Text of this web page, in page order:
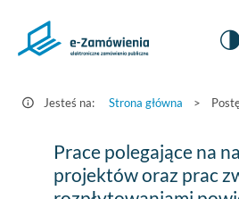
Postępowania
Zamówienia.gov.pl
Jesteś na: Strona główna >
Prace
polegające
Prace polegające na
projektów oraz prac